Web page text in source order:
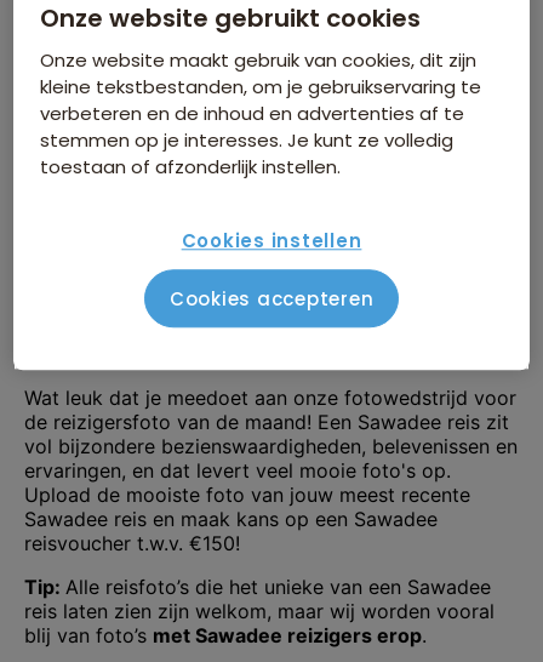
Reizigersfoto van de
maand
Onze website gebruikt cookies
Onze website maakt gebruik van cookies, dit zijn
kleine tekstbestanden, om je gebruikservaring te
verbeteren en de inhoud en advertenties af te
stemmen op je interesses. Je kunt ze volledig
toestaan of afzonderlijk instellen.
Cookies instellen
Cookies accepteren